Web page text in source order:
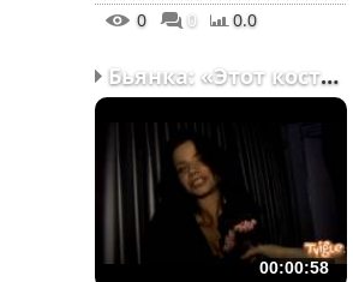
0
0 0.0
Бьянка: «Этот костюмчик...
00:00:58